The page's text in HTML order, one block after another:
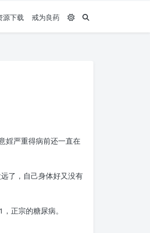
源下载 戒为良药
婬严重得病前还一直在
了，自己身体好又没有
正宗的糖尿病。